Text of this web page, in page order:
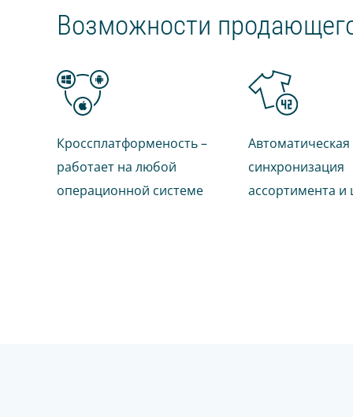
СЛЕДУЙТЕ ЗА НАМИ
Возможности
Кроссплатформеность –
работает на любой
операционной системе
Автоматическая
синхронизация
ассортимента и